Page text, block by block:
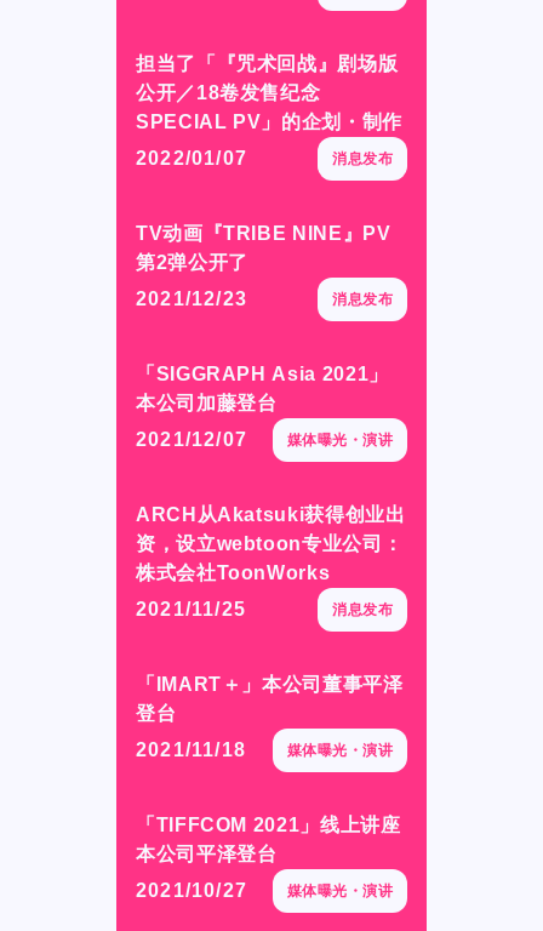
担当了「『咒术回战』剧场版
公开／18卷发售纪念
SPECIAL PV」的企划・制作
2022/01/07
消息发布
TV动画『TRIBE NINE』PV
第2弹公开了
2021/12/23
消息发布
「SIGGRAPH Asia 2021」
本公司加藤登台
2021/12/07
媒体曝光・演讲
ARCH从Akatsuki获得创业出
资，设立webtoon专业公司：
株式会社ToonWorks
2021/11/25
消息发布
「IMART＋」本公司董事平泽
登台
2021/11/18
媒体曝光・演讲
「TIFFCOM 2021」线上讲座
本公司平泽登台
2021/10/27
媒体曝光・演讲
ARCH Research
Monster Lounge
STUDIO BETTA
ARCH Research
Monster Lounge
STUDIO BETTA
担当了「『咒术回战』剧场版
公开／18卷发售纪念
SPECIAL PV」的企划・制作
2022/01/07
消息发布
TV动画『TRIBE NINE』PV
第2弹公开了
2021/12/23
消息发布
「SIGGRAPH Asia 2021」
本公司加藤登台
2021/12/07
媒体曝光・演讲
ARCH从Akatsuki获得创业出
资，设立webtoon专业公司：
株式会社ToonWorks
2021/11/25
消息发布
「IMART＋」本公司董事平泽
登台
2021/11/18
媒体曝光・演讲
「TIFFCOM 2021」线上讲座
本公司平泽登台
2021/10/27
媒体曝光・演讲